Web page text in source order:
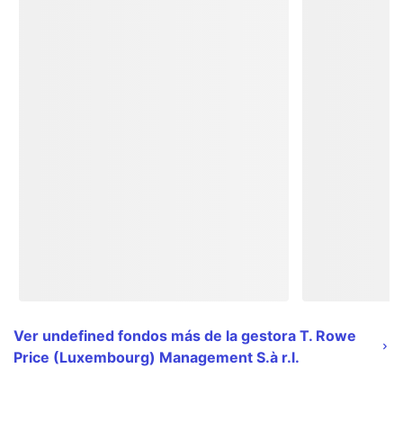
Ver undefined fondos más de la gestora T. Rowe
Price (Luxembourg) Management S.à r.l.